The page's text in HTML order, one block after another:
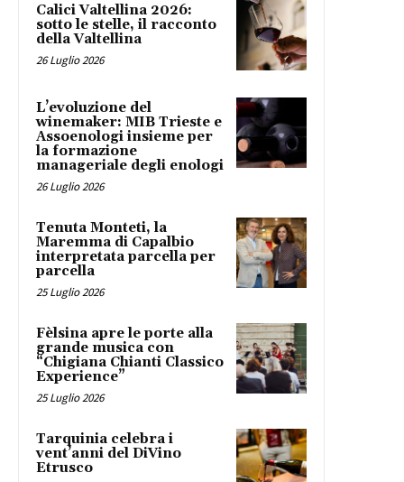
Calici Valtellina 2026:
sotto le stelle, il racconto
della Valtellina
26 Luglio 2026
L’evoluzione del
winemaker: MIB Trieste e
Assoenologi insieme per
la formazione
manageriale degli enologi
26 Luglio 2026
Tenuta Monteti, la
Maremma di Capalbio
interpretata parcella per
parcella
25 Luglio 2026
Fèlsina apre le porte alla
grande musica con
“Chigiana Chianti Classico
Experience”
25 Luglio 2026
Tarquinia celebra i
vent’anni del DiVino
Etrusco